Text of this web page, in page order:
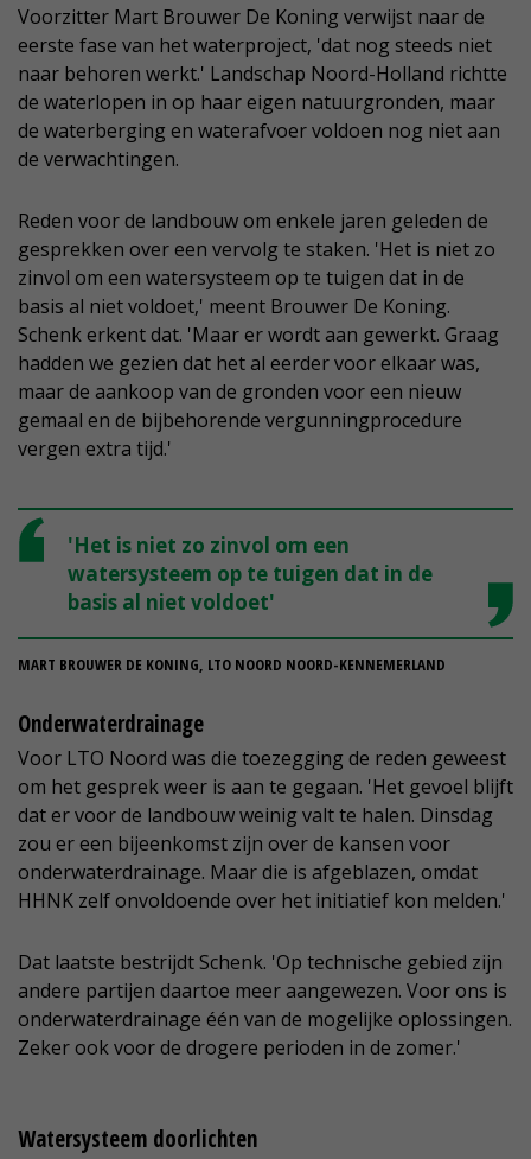
Voorzitter Mart Brouwer De Koning verwijst naar de
eerste fase van het waterproject, 'dat nog steeds niet
naar behoren werkt.' Landschap Noord-Holland richtte
de waterlopen in op haar eigen natuurgronden, maar
de waterberging en waterafvoer voldoen nog niet aan
de verwachtingen.
Reden voor de landbouw om enkele jaren geleden de
gesprekken over een vervolg te staken. 'Het is niet zo
zinvol om een watersysteem op te tuigen dat in de
basis al niet voldoet,' meent Brouwer De Koning.
Schenk erkent dat. 'Maar er wordt aan gewerkt. Graag
hadden we gezien dat het al eerder voor elkaar was,
maar de aankoop van de gronden voor een nieuw
gemaal en de bijbehorende vergunningprocedure
vergen extra tijd.'
'Het is niet zo zinvol om een
watersysteem op te tuigen dat in de
basis al niet voldoet'
MART BROUWER DE KONING, LTO NOORD NOORD-KENNEMERLAND
Onderwaterdrainage
Voor LTO Noord was die toezegging de reden geweest
om het gesprek weer is aan te gegaan. 'Het gevoel blijft
dat er voor de landbouw weinig valt te halen. Dinsdag
zou er een bijeenkomst zijn over de kansen voor
onderwaterdrainage. Maar die is afgeblazen, omdat
HHNK zelf onvoldoende over het initiatief kon melden.'
Dat laatste bestrijdt Schenk. 'Op technische gebied zijn
andere partijen daartoe meer aangewezen. Voor ons is
onderwaterdrainage één van de mogelijke oplossingen.
Zeker ook voor de drogere perioden in de zomer.'
Watersysteem doorlichten